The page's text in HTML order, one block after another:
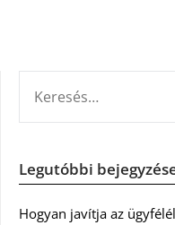
Legutóbbi
Hogyan javítja az